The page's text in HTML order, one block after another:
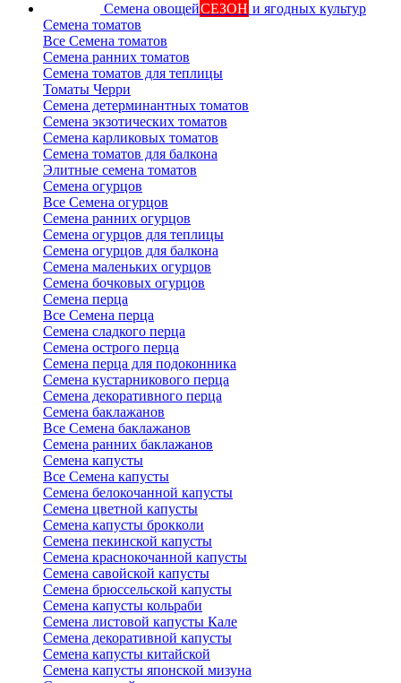
Семена овощейСЕЗОН и ягодных культур
Семена томатов
Все Семена томатов
Семена ранних томатов
Семена томатов для теплицы
Томаты Черри
Семена детерминантных томатов
Семена экзотических томатов
Семена карликовых томатов
Семена томатов для балкона
Элитные семена томатов
Семена огурцов
Все Семена огурцов
Семена ранних огурцов
Семена огурцов для теплицы
Семена огурцов для балкона
Семена маленьких огурцов
Семена бочковых огурцов
Семена перца
Все Семена перца
Семена сладкого перца
Семена острого перца
Семена перца для подоконника
Семена кустарникового перца
Семена декоративного перца
Семена баклажанов
Все Семена баклажанов
Семена ранних баклажанов
Семена капусты
Все Семена капусты
Семена белокочанной капусты
Семена цветной капусты
Семена капусты брокколи
Семена пекинской капусты
Семена краснокочанной капусты
Семена савойской капусты
Семена брюссельской капусты
Семена капусты кольраби
Семена листовой капусты Кале
Семена декоративной капусты
Семена капусты китайской
Семена капусты японской мизуна